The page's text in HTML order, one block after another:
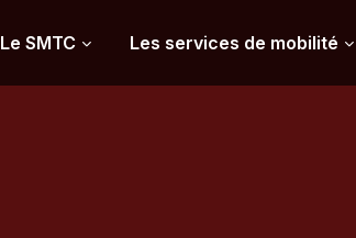
Le SMTC Les services de mobilité